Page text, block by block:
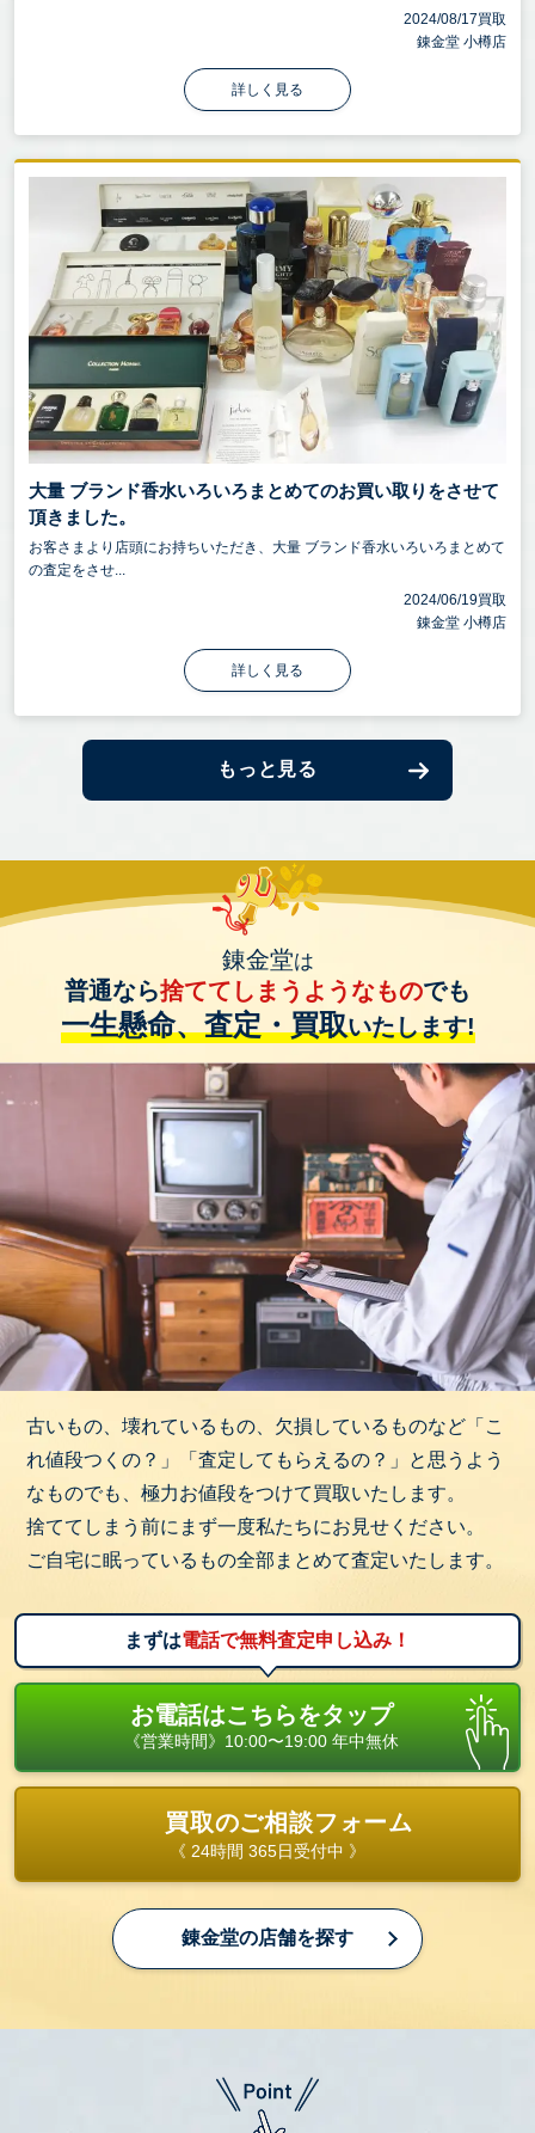
2024/08/17買取
錬金堂 小樽店
詳しく見る
大量 ブランド香水いろいろまとめてのお買い取りをさせて
頂きました。
お客さまより店頭にお持ちいただき、大量 ブランド香水いろいろまとめて
の査定をさせ...
2024/06/19買取
錬金堂 小樽店
詳しく見る
もっと見る
錬金堂は
普通なら捨ててしまうようなものでも
一生懸命、査定・買取いたします!
古いもの、壊れているもの、欠損しているものなど「こ
れ値段つくの？」「査定してもらえるの？」と思うよう
なものでも、極力お値段をつけて買取いたします。
捨ててしまう前にまず一度私たちにお見せください。
ご自宅に眠っているもの全部まとめて査定いたします。
まずは電話で無料査定申し込み！
お電話はこちらをタップ
《営業時間》10:00〜19:00 年中無休
買取のご相談フォーム
《 24時間 365日受付中 》
錬金堂の店舗を探す